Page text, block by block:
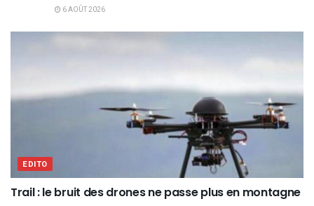
6 AOÛT 2026
EDITO
Trail : le bruit des drones ne passe plus en montagne